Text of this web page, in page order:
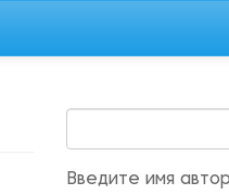
Введите имя